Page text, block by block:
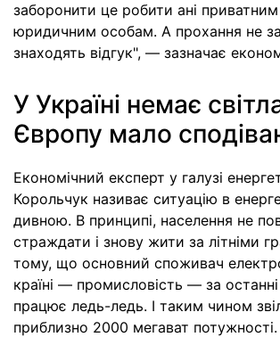
заборонити це робити ані
юридичним особам. А прохання не
знаходять відгук", — зазначає
У Україні немає
Європу мало
Економічний експерт у галузі
Корольчук називає ситуацію в
дивною. В принципі, населення не
страждати і знову жити за літніми
тому, що основний споживач
країні — промисловість — за
працює ледь-ледь. І таким чином
приблизно 2000 мегават потужності.